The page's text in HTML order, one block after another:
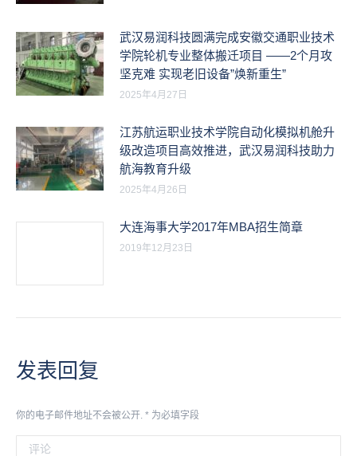
武汉易润科技圆满完成安徽交通职业技术
学院轮机专业整体搬迁项目 ——2个月攻
坚克难 实现老旧设备”焕新重生”
2025年4月27日
江苏航运职业技术学院自动化模拟机舱升
级改造项目高效推进，武汉易润科技助力
航海教育升级
2025年4月26日
大连海事大学2017年MBA招生简章
2019年12月23日
发表回复
你的电子邮件地址不会被公开. * 为必填字段
评论